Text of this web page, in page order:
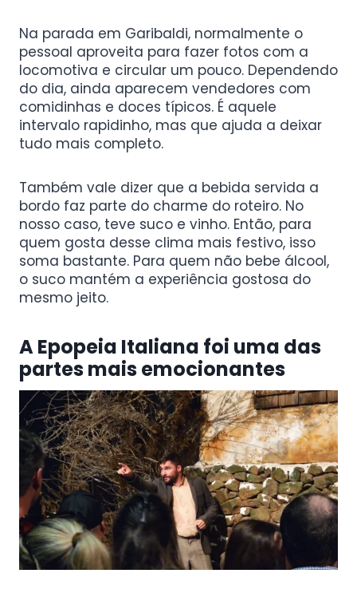
Na parada em Garibaldi, normalmente o
pessoal aproveita para fazer fotos com a
locomotiva e circular um pouco. Dependendo
do dia, ainda aparecem vendedores com
comidinhas e doces típicos. É aquele
intervalo rapidinho, mas que ajuda a deixar
tudo mais completo.
Também vale dizer que a bebida servida a
bordo faz parte do charme do roteiro. No
nosso caso, teve suco e vinho. Então, para
quem gosta desse clima mais festivo, isso
soma bastante. Para quem não bebe álcool,
o suco mantém a experiência gostosa do
mesmo jeito.
A Epopeia Italiana foi uma das
partes mais emocionantes